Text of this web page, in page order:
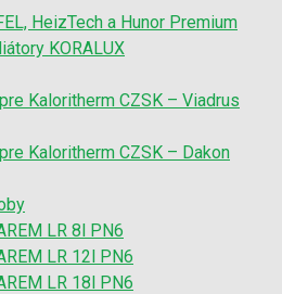
HeizTech a Hunor Premium
KORALUX
Kaloritherm CZSK – Viadrus
Kaloritherm CZSK – Dakon
LR 8l PN6
LR 12l PN6
LR 18l PN6